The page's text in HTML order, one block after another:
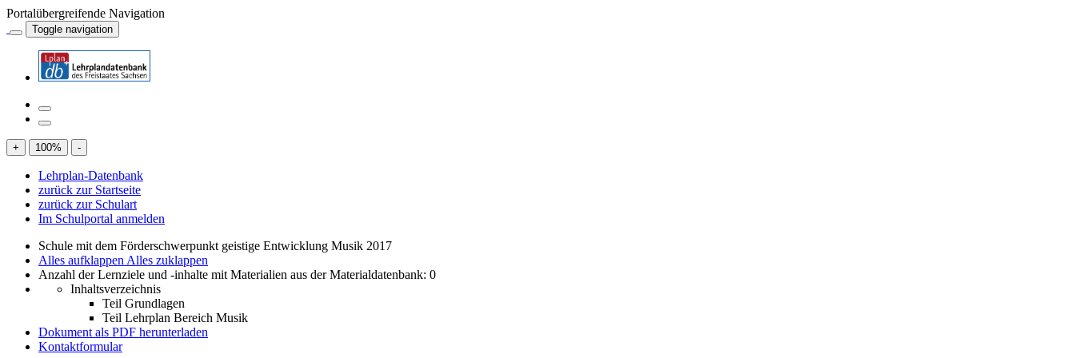
Portalübergreifende Navigation
Toggle navigation
+ 100% -
Lehrplan-Datenbank
zurück zur Startseite
zurück zur Schulart
Im Schulportal anmelden
Schule mit dem Förderschwerpunkt geistige Entwicklung Musik 2017
Alles aufklappen Alles zuklappen
Anzahl der Lernziele und -inhalte mit Materialien aus der Materialdatenbank: 0
Inhaltsverzeichnis
Teil Grundlagen
Teil Lehrplan Bereich Musik
Dokument als PDF herunterladen
Kontaktformular